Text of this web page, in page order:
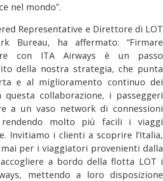
nel mondo”.
Representative e Direttore di LOT
Bureau, ha affermato: “Firmare
con ITA Airways è un passo
della nostra strategia, che punta
e al miglioramento continuo dei
collaborazione, i passeggeri
a un vaso network di connessioni
molto più facili i viaggi
Invitiamo i clienti a scoprire l’Italia,
per i viaggiatori provenienti dalla
a bordo della flotta LOT i
mettendo a loro disposizione